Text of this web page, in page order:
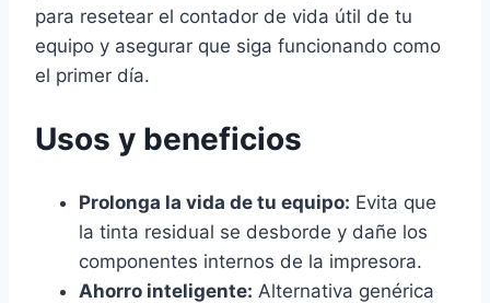
para resetear el contador de vida útil de tu
equipo y asegurar que siga funcionando como
el primer día.
Usos y beneficios
Prolonga la vida de tu equipo: Evita que
la tinta residual se desborde y dañe los
componentes internos de la impresora.
Ahorro inteligente: Alternativa genérica